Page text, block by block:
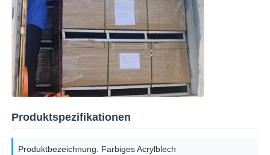
Produktspezifikationen
Produktbezeichnung: Farbiges Acrylblech